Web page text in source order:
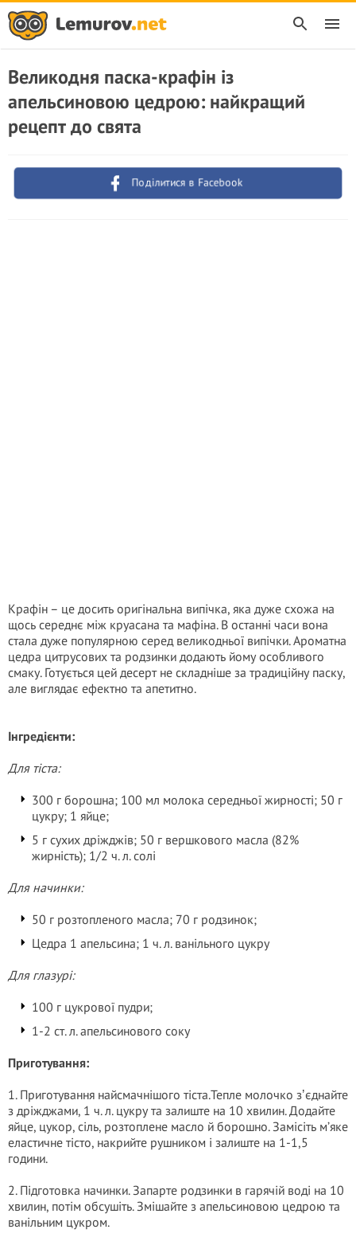
Великодня паска-крафін із
апельсиновою цедрою: найкращий
рецепт до свята
Поділитися в Facebook
Крафін – це досить оригінальна випічка, яка дуже схожа на
щось середнє між круасана та мафіна. В останні часи вона
стала дуже популярною серед великодньої випічки. Ароматна
цедра цитрусових та родзинки додають йому особливого
смаку. Готується цей десерт не складніше за традиційну паску,
але виглядає ефектно та апетитно.
Інгредієнти:
Для тіста:
300 г борошна; 100 мл молока середньої жирності; 50 г
цукру; 1 яйце;
5 г сухих дріжджів; 50 г вершкового масла (82%
жирність); 1/2 ч. л. солі
Для начинки:
50 г розтопленого масла; 70 г родзинок;
Цедра 1 апельсина; 1 ч. л. ванільного цукру
Для глазурі:
100 г цукрової пудри;
1-2 ст. л. апельсинового соку
Приготування:
1. Приготування найсмачнішого тіста.Тепле молочко зʼєднайте
з дріжджами, 1 ч. л. цукру та залиште на 10 хвилин. Додайте
яйце, цукор, сіль, розтоплене масло й борошно. Замісіть м’яке
еластичне тісто, накрийте рушником і залиште на 1-1,5
години.
2. Підготовка начинки. Запарте родзинки в гарячій воді на 10
хвилин, потім обсушіть. Змішайте з апельсиновою цедрою та
ванільним цукром.